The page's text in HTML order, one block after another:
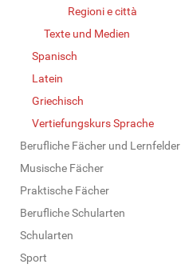
Regioni e città
Texte und Medien
Spanisch
Latein
Griechisch
Vertiefungskurs Sprache
Berufliche Fächer und Lernfelder
Musische Fächer
Praktische Fächer
Berufliche Schularten
Schularten
Sport